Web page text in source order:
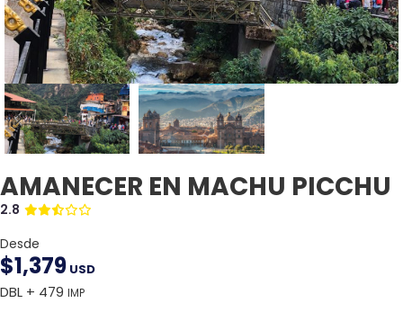
AMANECER EN MACHU PICCHU
2.8
Desde
$1,379 USD
DBL + 479 IMP